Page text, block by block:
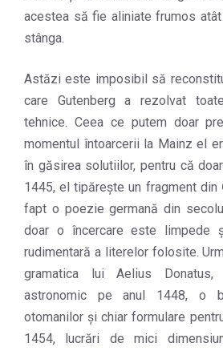
acestea să fie aliniate frumos
stânga.
Astăzi este imposibil să
care Gutenberg a rezolvat
tehnice. Ceea ce putem doar
momentul întoarcerii la Mainz el
în găsirea solutiilor, pentru că
1445, el tipăreşte un fragment din
fapt o poezie germană din
doar o încercare este limpede
rudimentară a literelor folosite.
gramatica lui Aelius
astronomic pe anul 1448, o
otomanilor şi chiar formulare
1454, lucrări de mici